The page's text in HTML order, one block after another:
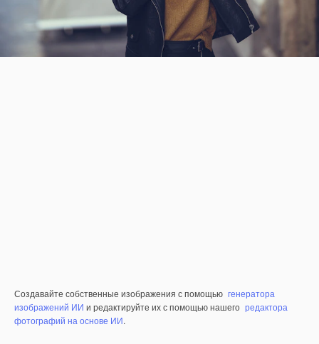
Создавайте собственные изображения с помощью генератора
изображений ИИ и редактируйте их с помощью нашего редактора
фотографий на основе ИИ.